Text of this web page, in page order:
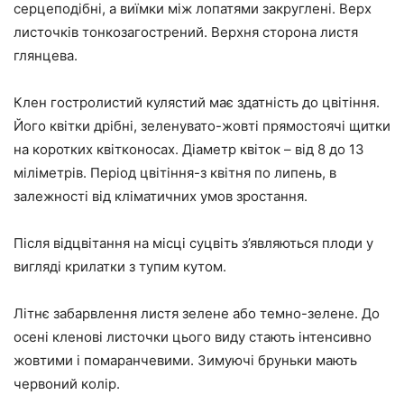
серцеподібні, а виїмки між лопатями закруглені. Верх
листочків тонкозагострений. Верхня сторона листя
глянцева.
Клен гостролистий кулястий має здатність до цвітіння.
Його квітки дрібні, зеленувато-жовті прямостоячі щитки
на коротких квітконосах. Діаметр квіток – від 8 до 13
міліметрів. Період цвітіння-з квітня по липень, в
залежності від кліматичних умов зростання.
Після відцвітання на місці суцвіть з’являються плоди у
вигляді крилатки з тупим кутом.
Літнє забарвлення листя зелене або темно-зелене. До
осені кленові листочки цього виду стають інтенсивно
жовтими і помаранчевими. Зимуючі бруньки мають
червоний колір.